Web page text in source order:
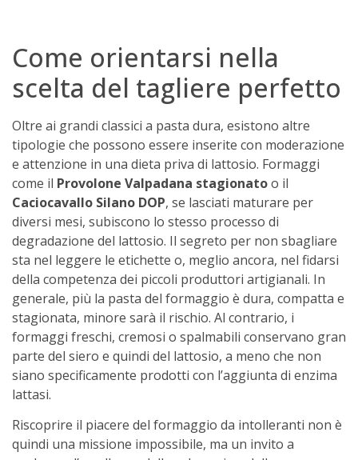
Come orientarsi nella
scelta del tagliere perfetto
Oltre ai grandi classici a pasta dura, esistono altre
tipologie che possono essere inserite con moderazione
e attenzione in una dieta priva di lattosio. Formaggi
come il Provolone Valpadana stagionatoo il
Caciocavallo Silano DOP, se lasciati maturare per
diversi mesi, subiscono lo stesso processo di
degradazione del lattosio. Il segreto per non sbagliare
sta nel leggere le etichette o, meglio ancora, nel fidarsi
della competenza dei piccoli produttori artigianali. In
generale, più la pasta del formaggio è dura, compatta e
stagionata, minore sarà il rischio. Al contrario, i
formaggi freschi, cremosi o spalmabili conservano gran
parte del siero e quindi del lattosio, a meno che non
siano specificamente prodotti con l’aggiunta di enzima
lattasi.
Riscoprire il piacere del formaggio da intolleranti non è
quindi una missione impossibile, ma un invito a